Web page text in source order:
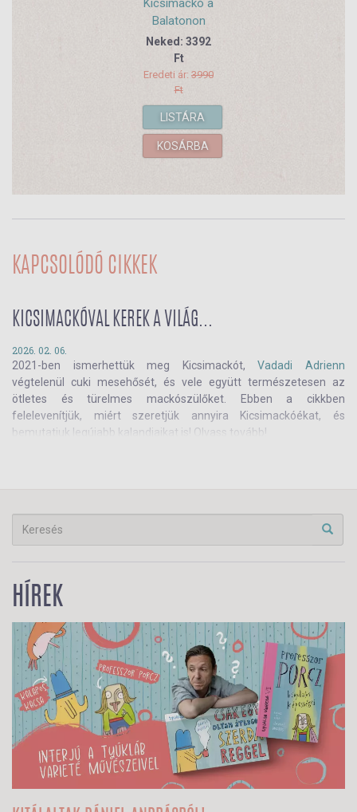
Kicsimackó a
Balatonon
Neked: 3392
Ft
Eredeti ár: 3990
Ft
LISTÁRA
KOSÁRBA
KAPCSOLÓDÓ CIKKEK
KICSIMACKÓVAL KEREK A VILÁG...
2026. 02. 06.
2021-ben ismerhettük meg Kicsimackót,Vadadi Adrienn
végtelenül cuki mesehősét, és vele együtt természetesen az
ötletes és türelmes mackószülőket. Ebben a cikkben
felelevenítjük, miért szeretjük annyira Kicsimackóékat, és
bemutatjuk legújabb kalandjaikat is! Olvass tovább!
HÍREK